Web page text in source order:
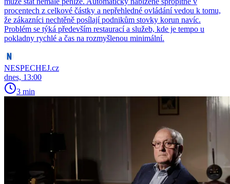
procentech z celkové částky a nepřehledné ovládání vedou k tomu,
že zákazníci nechtěně posílají podnikům stovky korun navíc.
Problém se týká především restaurací a služeb, kde je tempo u
pokladny rychlé a čas na rozmyšlenou minimální.
NESPECHEJ.cz
dnes, 13:00
3 min